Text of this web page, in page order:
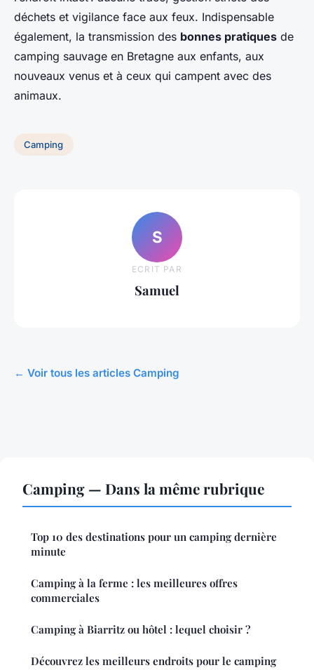
déchets et vigilance face aux feux. Indispensable
également, la transmission des bonnes pratiques de
camping sauvage en Bretagne aux enfants, aux
nouveaux venus et à ceux qui campent avec des
animaux.
Camping
S
ECRIT PAR
Samuel
← Voir tous les articles Camping
Camping — Dans la même rubrique
Top 10 des destinations pour un camping dernière
minute
Camping à la ferme : les meilleures offres
commerciales
Camping à Biarritz ou hôtel : lequel choisir ?
Découvrez les meilleurs endroits pour le camping